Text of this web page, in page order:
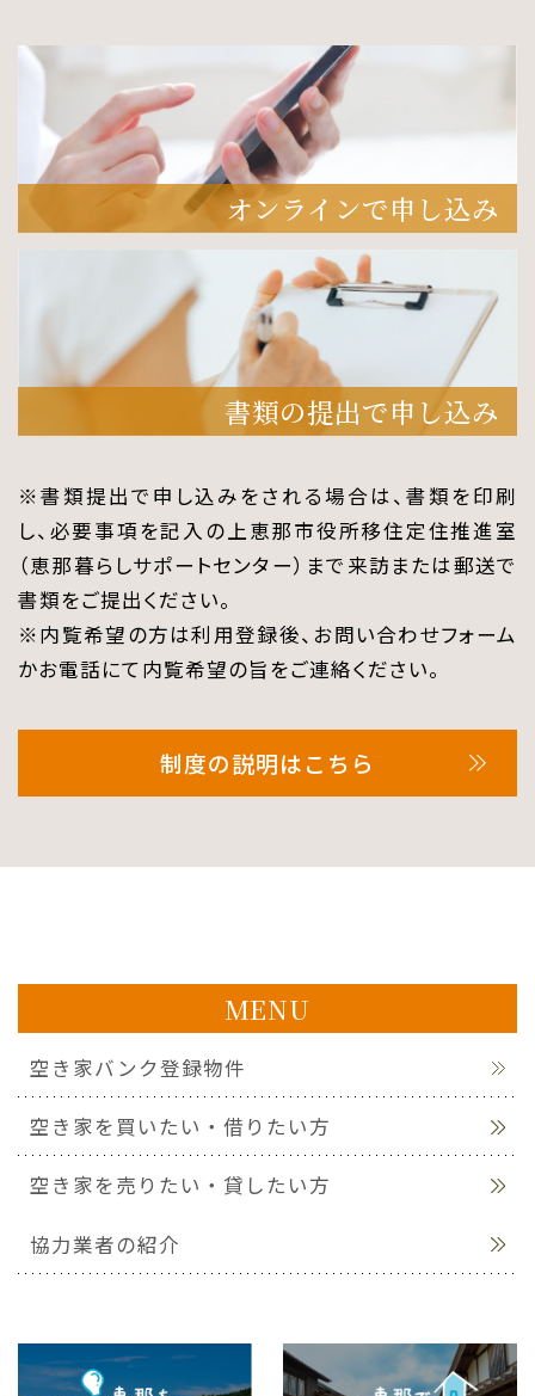
MENU
空き家バンク登録物件
空き家を買いたい・借りたい方
空き家を売りたい・貸したい方
協力業者の紹介
オンラインで申し込み
書類の提出で申し込み
※書類提出で申し込みをされる場合は、書類を印刷
し、必要事項を記入の上恵那市役所移住定住推進室
（恵那暮らしサポートセンター）まで来訪または郵送で
書類をご提出ください。
※内覧希望の方は利用登録後、お問い合わせフォーム
かお電話にて内覧希望の旨をご連絡ください。
制度の説明はこちら